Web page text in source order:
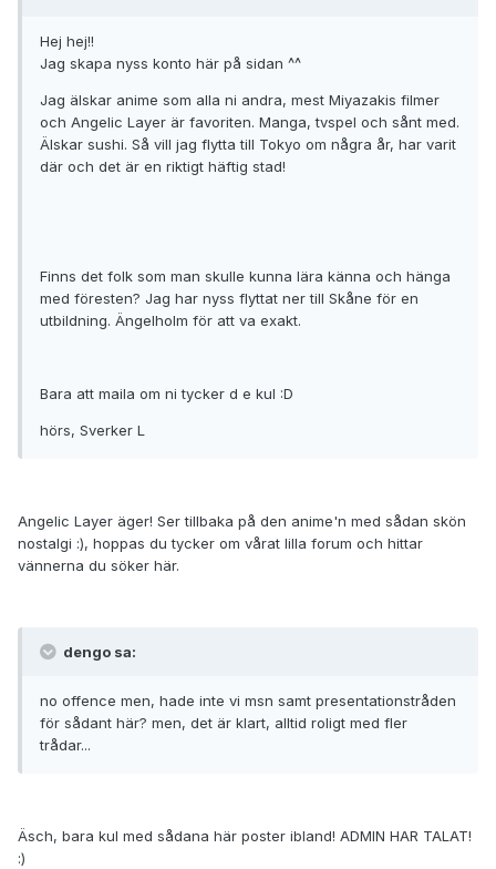
Hej hej!!
Jag skapa nyss konto här på sidan ^^
Jag älskar anime som alla ni andra, mest Miyazakis filmer
och Angelic Layer är favoriten. Manga, tvspel och sånt med.
Älskar sushi. Så vill jag flytta till Tokyo om några år, har varit
där och det är en riktigt häftig stad!
Finns det folk som man skulle kunna lära känna och hänga
med föresten? Jag har nyss flyttat ner till Skåne för en
utbildning. Ängelholm för att va exakt.
Bara att maila om ni tycker d e kul :D
hörs, Sverker L
Angelic Layer äger! Ser tillbaka på den anime'n med sådan skön
nostalgi :), hoppas du tycker om vårat lilla forum och hittar
vännerna du söker här.
dengo sa:
no offence men, hade inte vi msn samt presentationstråden
för sådant här? men, det är klart, alltid roligt med fler
trådar...
Äsch, bara kul med sådana här poster ibland! ADMIN HAR TALAT!
:)